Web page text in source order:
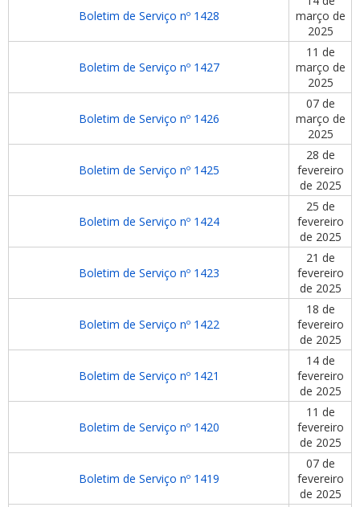
Boletim de Serviço nº 1428
março de
2025
Boletim de Serviço nº 1427
11 de
março de
2025
Boletim de Serviço nº 1426
07 de
março de
2025
Boletim de Serviço nº 1425
28 de
fevereiro
de 2025
Boletim de Serviço nº 1424
25 de
fevereiro
de 2025
Boletim de Serviço nº 1423
21 de
fevereiro
de 2025
Boletim de Serviço nº 1422
18 de
fevereiro
de 2025
Boletim de Serviço nº 1421
14 de
fevereiro
de 2025
Boletim de Serviço nº 1420
11 de
fevereiro
de 2025
Boletim de Serviço nº 1419
07 de
fevereiro
de 2025